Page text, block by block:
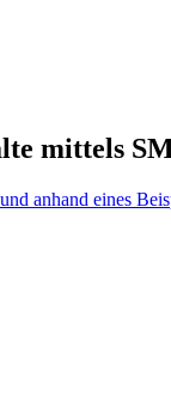
mittels
anhand eines